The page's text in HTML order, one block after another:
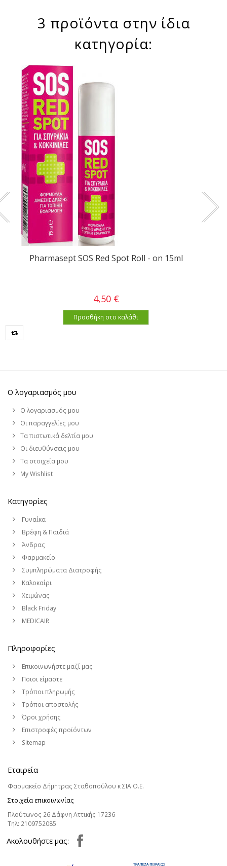
3 προϊόντα στην ίδια
κατηγορία:
Pharmasept SOS Red Spot Roll - on 15ml
4,50 €
Προσθήκη στο καλάθι
Ο λογαριασμός μου
Ο λογαριασμός μου
Οι παραγγελίες μου
Τα πιστωτικά δελτία μου
Οι διευθύνσεις μου
Τα στοιχεία μου
My Wishlist
Κατηγορίες
Γυναίκα
Βρέφη & Παιδιά
Άνδρας
Φαρμακείο
Συμπληρώματα Διατροφής
Καλοκαίρι
Χειμώνας
Black Friday
MEDICAIR
Πληροφορίες
Επικοινωνήστε μαζί μας
Ποιοι είμαστε
Τρόποι πληρωμής
Τρόποι αποστολής
Όροι χρήσης
Επιστροφές προϊόντων
Sitemap
Εταιρεία
Φαρμακείο Δήμητρας Σταθοπούλου κ ΣΙΑ Ο.Ε.
Στοιχεία επικοινωνίας
Πλούτωνος 26 Δάφνη Αττικής 17236
Τηλ: 2109752085
Aκολουθήστε μας: